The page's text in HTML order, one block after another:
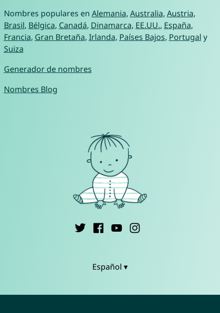
Nombres populares en Alemania, Australia, Austria,
Brasil, Bélgica, Canadá, Dinamarca, EE.UU., España,
Francia, Gran Bretaña, Irlanda, Países Bajos, Portugal y
Suiza
Generador de nombres
Nombres Blog
Español ▾